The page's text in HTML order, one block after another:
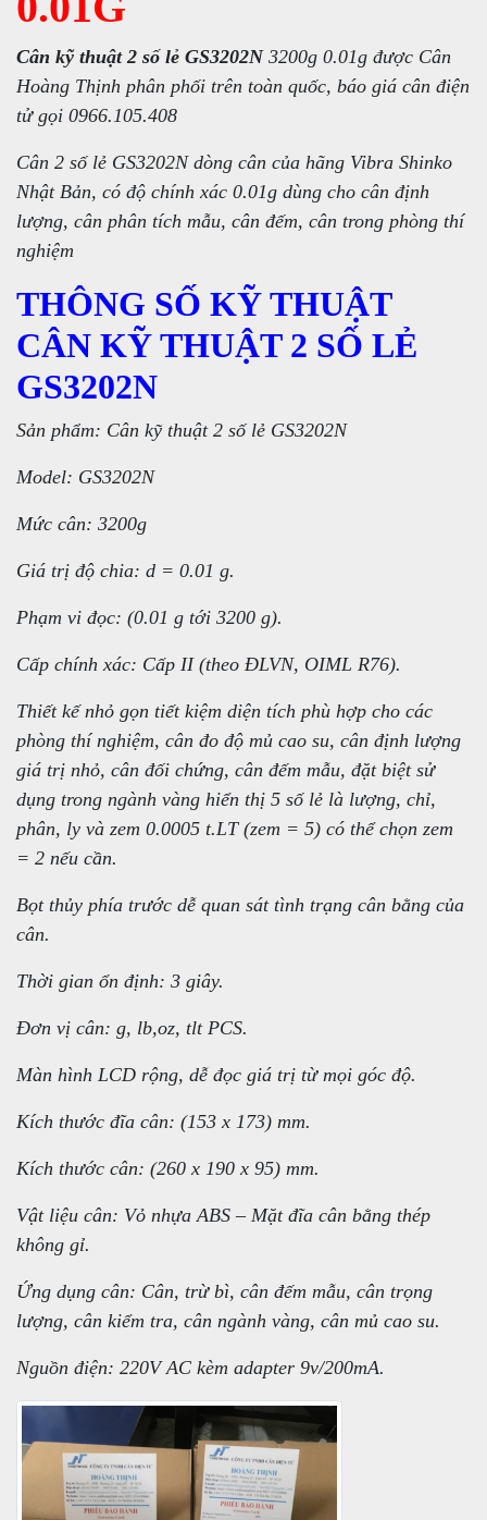
Cân kỹ thuật 2 số lẻ GS3202N3200g 0.01g được Cân
Hoàng Thịnh phân phối trên toàn quốc, báo giá cân điện
tử gọi 0966.105.408
Cân 2 số lẻ GS3202N dòng cân của hãng Vibra Shinko
Nhật Bản, có độ chính xác 0.01g dùng cho cân định
lượng, cân phân tích mẫu, cân đếm, cân trong phòng thí
nghiệm
THÔNG SỐ KỸ THUẬT
CÂN KỸ THUẬT 2 SỐ LẺ
GS3202N
Sản phẩm: Cân kỹ thuật 2 số lẻ GS3202N
Model: GS3202N
Mức cân: 3200g
Giá trị độ chia: d = 0.01 g.
Phạm vi đọc: (0.01 g tới 3200 g).
Cấp chính xác: Cấp II (theo ĐLVN, OIML R76).
Thiết kế nhỏ gọn tiết kiệm diện tích phù hợp cho các
phòng thí nghiệm, cân đo độ mủ cao su, cân định lượng
giá trị nhỏ, cân đối chứng, cân đếm mẫu, đặt biệt sử
dụng trong ngành vàng hiển thị 5 số lẻ là lượng, chỉ,
phân, ly và zem 0.0005 t.LT (zem = 5) có thể chọn zem
= 2 nếu cần.
Bọt thủy phía trước dễ quan sát tình trạng cân bằng của
cân.
Thời gian ổn định: 3 giây.
Đơn vị cân: g, lb,oz, tlt PCS.
Màn hình LCD rộng, dễ đọc giá trị từ mọi góc độ.
Kích thước đĩa cân: (153 x 173) mm.
Kích thước cân: (260 x 190 x 95) mm.
Vật liệu cân: Vỏ nhựa ABS – Mặt đĩa cân bằng thép
không gỉ.
Ứng dụng cân: Cân, trừ bì, cân đếm mẫu, cân trọng
lượng, cân kiểm tra, cân ngành vàng, cân mủ cao su.
Nguồn điện: 220V AC kèm adapter 9v/200mA.